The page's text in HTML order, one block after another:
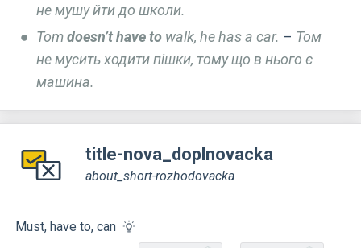
не мушу йти до школи.
Tomdoesn’t have to walk, he has a car. – Том
не мусить ходити пішки, тому що в нього є
машина.
title-nova_doplnovacka
about_short-rozhodovacka
Must, have to, can